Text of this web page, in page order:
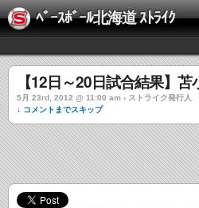
ﾍﾞｰｽﾎﾞｰﾙ北海道 ｽﾄﾗｲｸ
【12日～20日試合結果】
5月 23rd, 2012 @ 11:00 am › ストライク発行人
↓ コメントまでスキップ